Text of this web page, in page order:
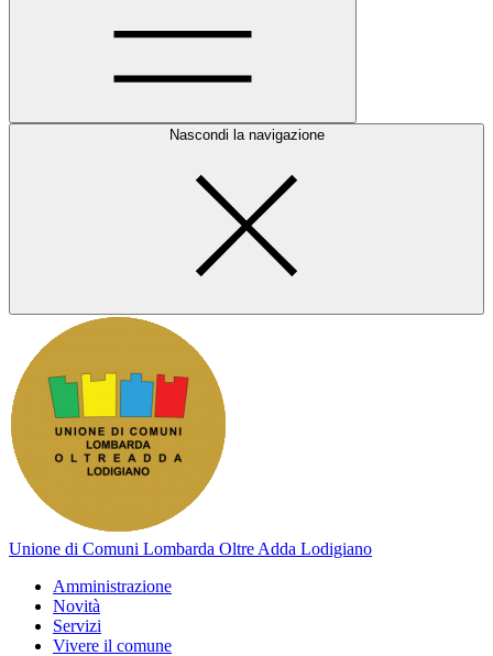
Nascondi la navigazione
Unione di Comuni Lombarda Oltre Adda Lodigiano
Amministrazione
Novità
Servizi
Vivere il comune